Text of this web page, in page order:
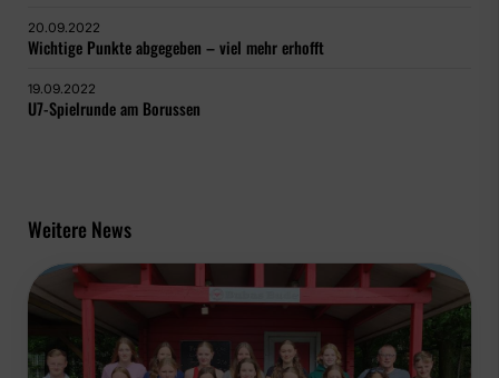
20.09.2022
Wichtige Punkte abgegeben – viel mehr erhofft
19.09.2022
U7-Spielrunde am Borussen
Weitere News